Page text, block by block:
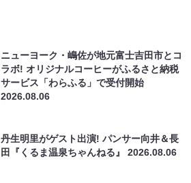
ニューヨーク・嶋佐が地元富士吉田市とコ
ラボ! オリジナルコーヒーがふるさと納税
サービス「わらふる」で受付開始
2026.08.06
丹生明里がゲスト出演! パンサー向井＆長
田『くるま温泉ちゃんねる』2026.08.06